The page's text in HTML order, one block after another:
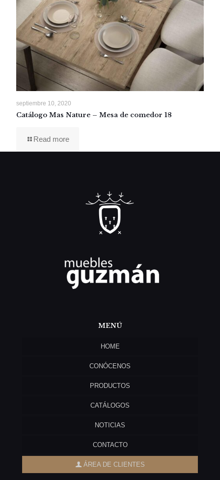
septiembre 10, 2020
Catálogo Mas Nature – Mesa de comedor 18
Read more
MENÚ
HOME
CONÓCENOS
PRODUCTOS
CATÁLOGOS
NOTICIAS
CONTACTO
ÁREA DE CLIENTES